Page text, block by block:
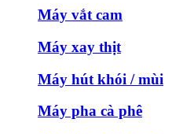
Máy vắt cam
Máy xay thịt
Máy hút khói / mùi
Máy pha cà phê